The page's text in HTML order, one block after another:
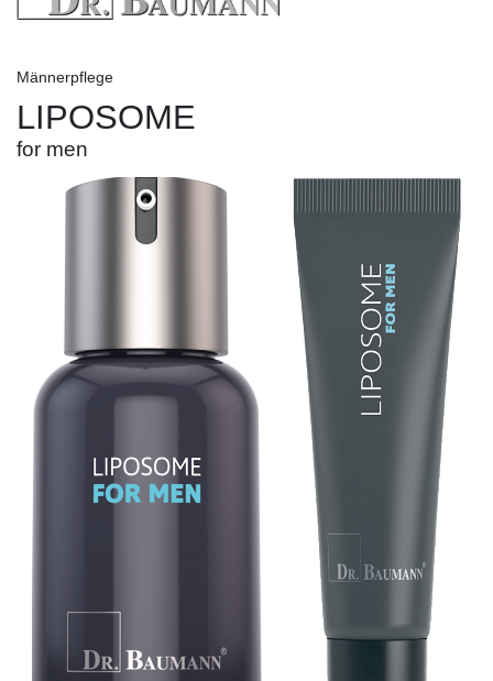
Männerpflege
LIPOSOME
for men